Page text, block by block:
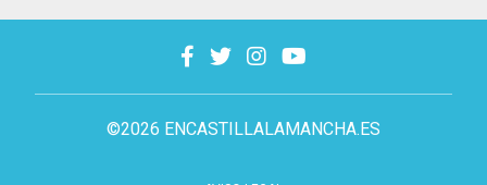
©2026 ENCASTILLALAMANCHA.ES